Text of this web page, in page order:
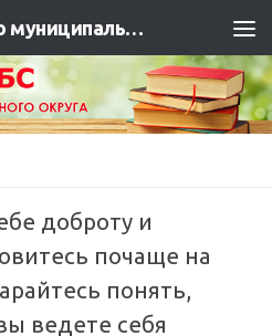
МБУК "ЦБС Липецкого муниципального района"
доброту и
почаще на
понять,
ведете себя